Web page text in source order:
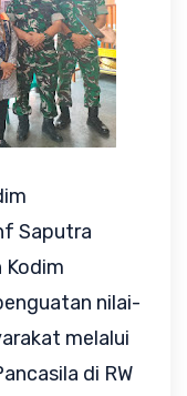
Saputra
Kodim
nilai-
melalui
di RW